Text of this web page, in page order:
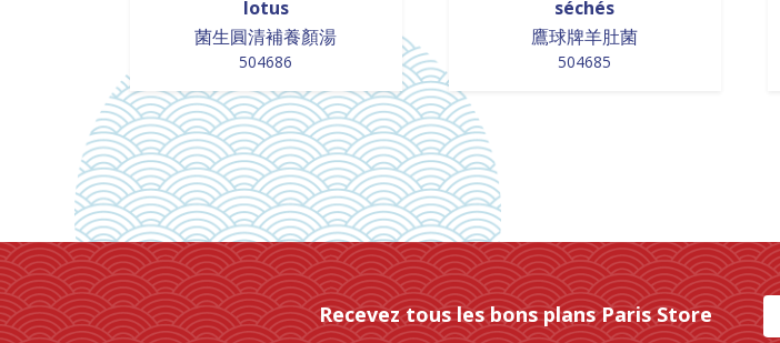
lotus
菌生圓清補養顏湯
504686
séchés
鷹球牌羊肚菌
504685
Recevez tous les bons plans Paris Store